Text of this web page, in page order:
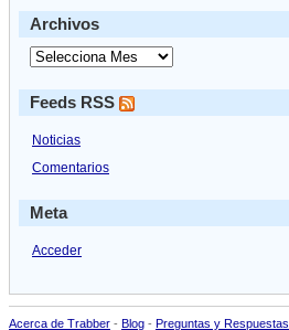
Archivos
Feeds RSS
Noticias
Comentarios
Meta
Acceder
Acerca de Trabber - Blog - Preguntas y Respuestas